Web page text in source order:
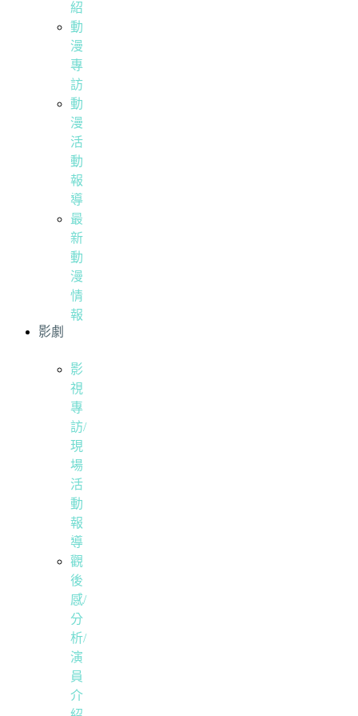
紹
動
漫
專
訪
動
漫
活
動
報
導
最
新
動
漫
情
報
影劇
影
視
專
訪/
現
場
活
動
報
導
觀
後
感/
分
析/
演
員
介